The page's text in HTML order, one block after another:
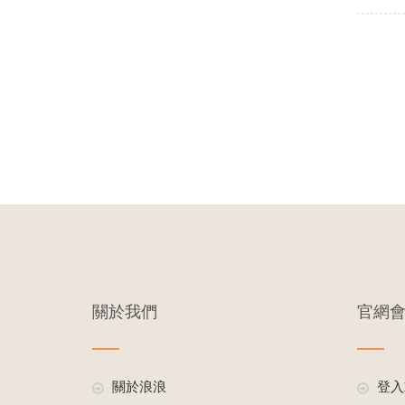
關於我們
關於浪浪
官網
登